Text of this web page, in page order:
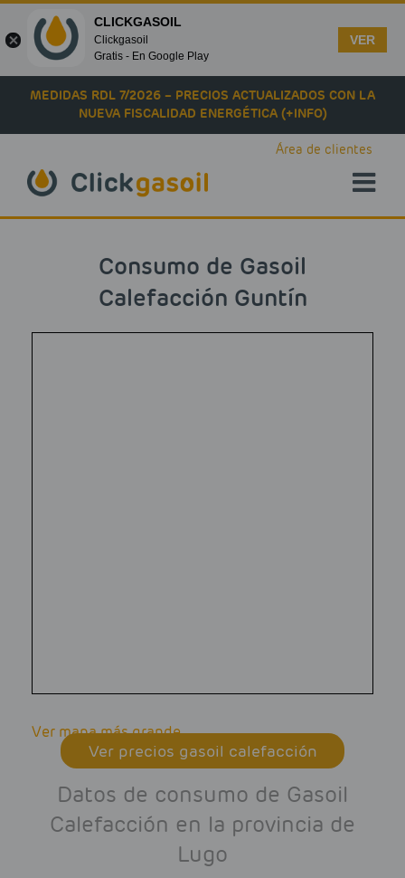
Skip to main content
MEDIDAS RDL 7/2026 – PRECIOS ACTUALIZADOS CON LA
NUEVA FISCALIDAD ENERGÉTICA (+INFO)
Área de clientes
Consumo de Gasoil
Calefacción Guntín
Ver mapa más grande
Ver precios gasoil calefacción
Datos de consumo de Gasoil
Calefacción en la provincia de
Lugo
CLICKGASOIL
Clickgasoil
Gratis - En Google Play
VER